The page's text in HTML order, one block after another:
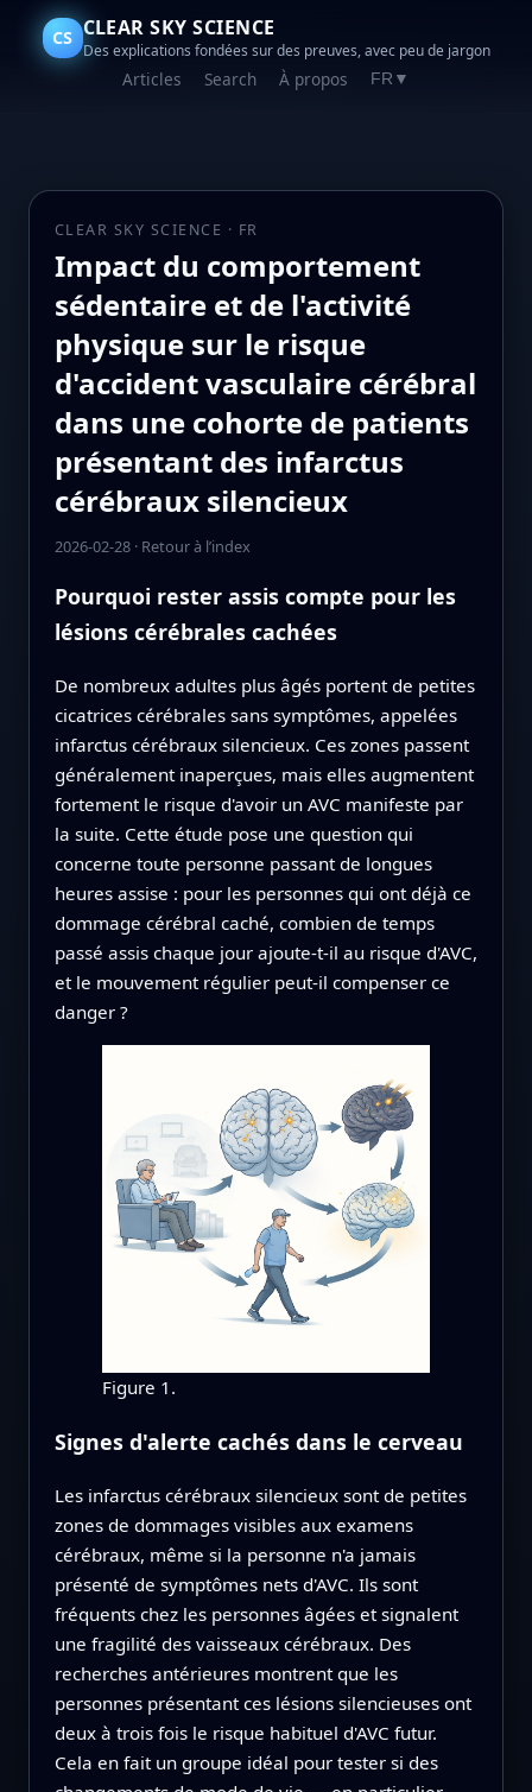
CS CLEAR SKY SCIENCE
Des explications fondées sur des preuves, avec peu de jargon
Articles Search À propos FR ▼
CLEAR SKY SCIENCE · FR
Impact du comportement
sédentaire et de l'activité
physique sur le risque
d'accident vasculaire cérébral
dans une cohorte de patients
présentant des infarctus
cérébraux silencieux
2026-02-28· Retour à l’index
Pourquoi rester assis compte pour les
lésions cérébrales cachées
De nombreux adultes plus âgés portent de petites
cicatrices cérébrales sans symptômes, appelées
infarctus cérébraux silencieux. Ces zones passent
généralement inaperçues, mais elles augmentent
fortement le risque d'avoir un AVC manifeste par
la suite. Cette étude pose une question qui
concerne toute personne passant de longues
heures assise : pour les personnes qui ont déjà ce
dommage cérébral caché, combien de temps
passé assis chaque jour ajoute-t-il au risque d'AVC,
et le mouvement régulier peut-il compenser ce
danger ?
Figure 1.
Signes d'alerte cachés dans le cerveau
Les infarctus cérébraux silencieux sont de petites
zones de dommages visibles aux examens
cérébraux, même si la personne n'a jamais
présenté de symptômes nets d'AVC. Ils sont
fréquents chez les personnes âgées et signalent
une fragilité des vaisseaux cérébraux. Des
recherches antérieures montrent que les
personnes présentant ces lésions silencieuses ont
deux à trois fois le risque habituel d'AVC futur.
Cela en fait un groupe idéal pour tester si des